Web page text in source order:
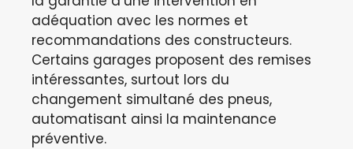
adéquation avec les normes et
recommandations des constructeurs.
Certains garages proposent des remises
intéressantes, surtout lors du
changement simultané des pneus,
automatisant ainsi la maintenance
préventive.